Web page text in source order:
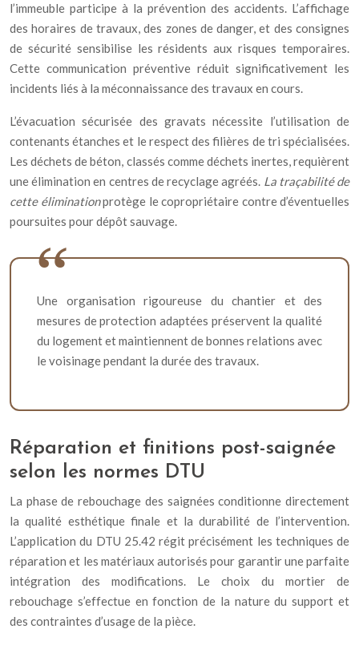
l’immeuble participe à la prévention des accidents. L’affichage
des horaires de travaux, des zones de danger, et des consignes
de sécurité sensibilise les résidents aux risques temporaires.
Cette communication préventive réduit significativement les
incidents liés à la méconnaissance des travaux en cours.
L’évacuation sécurisée des gravats nécessite l’utilisation de
contenants étanches et le respect des filières de tri spécialisées.
Les déchets de béton, classés comme déchets inertes, requièrent
une élimination en centres de recyclage agréés. La traçabilité de
cette éliminationprotège le copropriétaire contre d’éventuelles
poursuites pour dépôt sauvage.
Une organisation rigoureuse du chantier et des
mesures de protection adaptées préservent la qualité
du logement et maintiennent de bonnes relations avec
le voisinage pendant la durée des travaux.
Réparation et finitions post-saignée
selon les normes DTU
La phase de rebouchage des saignées conditionne directement
la qualité esthétique finale et la durabilité de l’intervention.
L’application du DTU 25.42 régit précisément les techniques de
réparation et les matériaux autorisés pour garantir une parfaite
intégration des modifications. Le choix du mortier de
rebouchage s’effectue en fonction de la nature du support et
des contraintes d’usage de la pièce.